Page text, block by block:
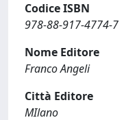
Codice ISBN
978-88-917-4774-7
Nome Editore
Franco Angeli
Città Editore
MIlano